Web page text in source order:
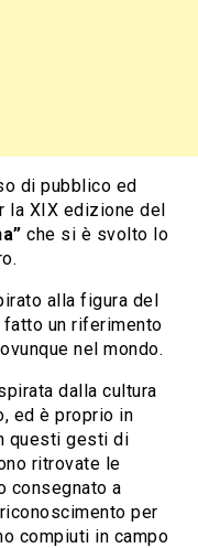
di pubblico ed
la XIX edizione del
che si è svolto lo
alla figura del
fatto un riferimento
nel mondo.
dalla cultura
ed è proprio in
questi gesti di
ritrovate le
consegnato a
per
compiuti in campo